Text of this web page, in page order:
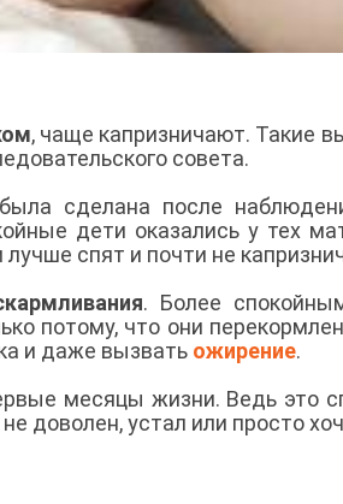
, чаще капризничают. Такие
совета.
сделана после
дети оказались у тех
лучше спят и почти не
. Более
потому, что они
и даже вызвать ожирение.
месяцы жизни. Ведь это
доволен, устал или просто